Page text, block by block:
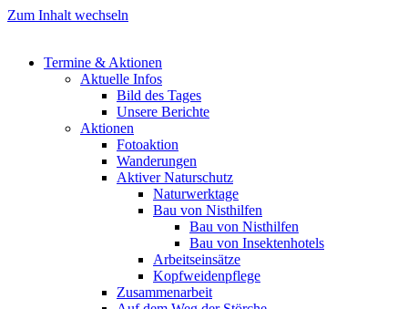
Zum Inhalt wechseln
Termine & Aktionen
Aktuelle Infos
Bild des Tages
Unsere Berichte
Aktionen
Fotoaktion
Wanderungen
Aktiver Naturschutz
Naturwerktage
Bau von Nisthilfen
Bau von Nisthilfen
Bau von Insektenhotels
Arbeitseinsätze
Kopfweidenpflege
Zusammenarbeit